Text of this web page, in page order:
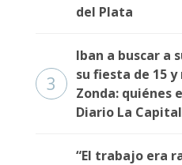
del Plata
3
Iban a buscar a
su fiesta de 15
Zonda: quiénes
Diario La
“El trabajo era